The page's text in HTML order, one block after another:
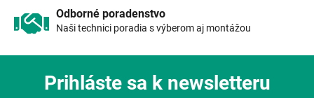
Odborné poradenstvo
Naši technici poradia s výberom aj montážou
Prihláste sa k newsletteru